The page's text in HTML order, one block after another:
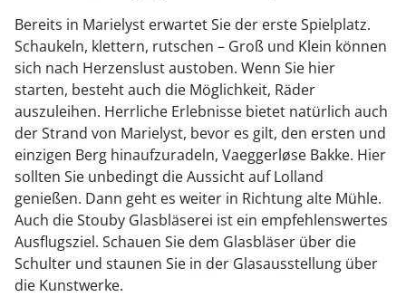
Bereits in Marielyst erwartet Sie der erste Spielplatz.
Schaukeln, klettern, rutschen – Groß und Klein können
sich nach Herzenslust austoben. Wenn Sie hier
starten, besteht auch die Möglichkeit, Räder
auszuleihen. Herrliche Erlebnisse bietet natürlich auch
der Strand von Marielyst, bevor es gilt, den ersten und
einzigen Berg hinaufzuradeln, Vaeggerløse Bakke. Hier
sollten Sie unbedingt die Aussicht auf Lolland
genießen. Dann geht es weiter in Richtung alte Mühle.
Auch die Stouby Glasbläserei ist ein empfehlenswertes
Ausflugsziel. Schauen Sie dem Glasbläser über die
Schulter und staunen Sie in der Glasausstellung über
die Kunstwerke.